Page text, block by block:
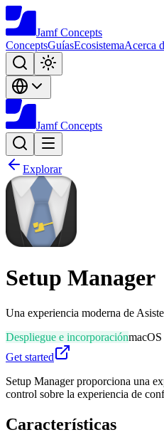
Jamf Concepts
ConceptsGuíasEcosistemaAcerca
Jamf Concepts
Explorar
Setup Manager
Una experiencia moderna de
Despliegue e incorporaciónmacOS
Get started
Setup Manager proporciona una
control sobre la experiencia de
Características